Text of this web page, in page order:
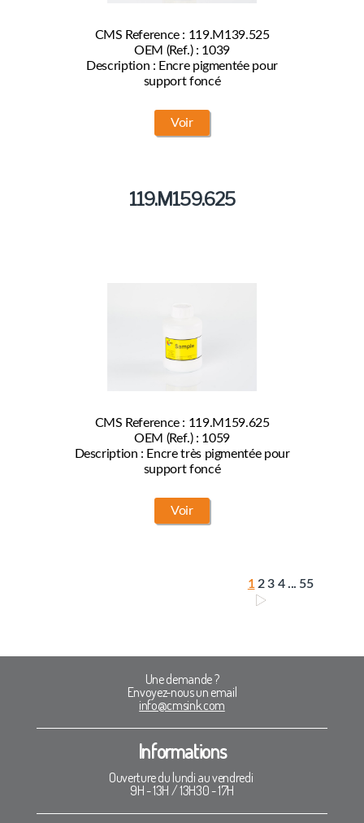
CMS Reference : 119.M139.525
OEM (Ref.) : 1039
Description : Encre pigmentée pour
support foncé
Voir
119.M159.625
CMS Reference : 119.M159.625
OEM (Ref.) : 1059
Description : Encre très pigmentée pour
support foncé
Voir
1 2 3 4... 55
Une demande ?
Envoyez-nous un email
info@cmsink.com
Informations
Ouverture du lundi au vendredi
9H - 13H / 13H30 - 17H